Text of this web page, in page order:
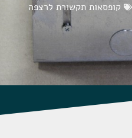
קופסאות תקשורת לרצפה